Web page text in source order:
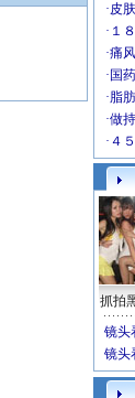
抓拍
镜头
镜头